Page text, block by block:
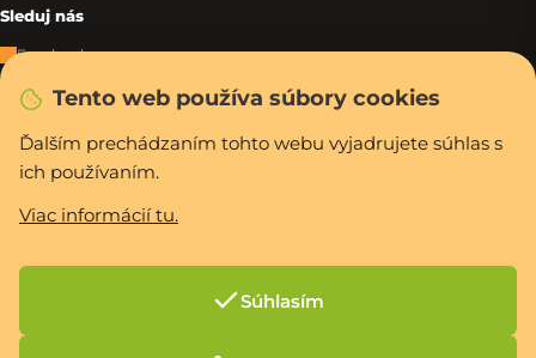
Tento web používa súbory cookies
Ďalším prechádzaním tohto webu vyjadrujete súhlas s
ich používaním.
Viac informácií tu.
Súhlasím
Sleduj nás
Facebook
Instagram
Tiktok
WhatsApp